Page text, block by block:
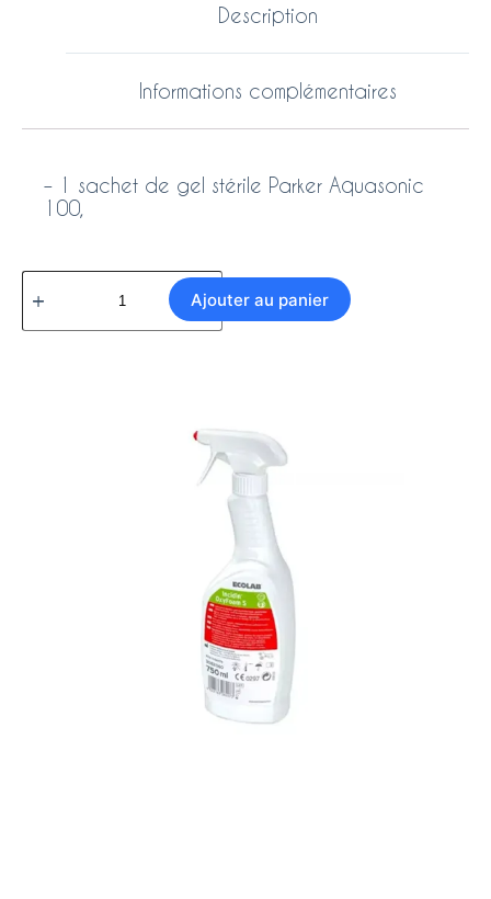
Description
Informations complémentaires
– 1 sachet de gel stérile Parker Aquasonic
100,
Ajouter au panier